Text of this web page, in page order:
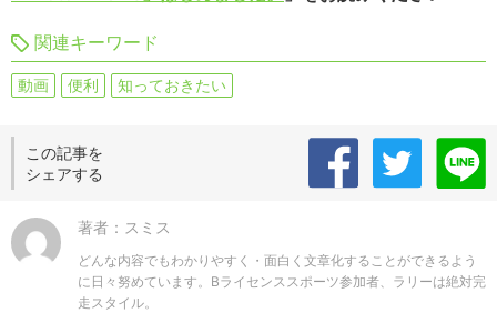
関連キーワード
動画 便利 知っておきたい
この記事を
シェアする
著者：スミス
どんな内容でもわかりやすく・面白く文章化することができるよう
に日々努めています。Bライセンススポーツ参加者、ラリーは絶対完
走スタイル。